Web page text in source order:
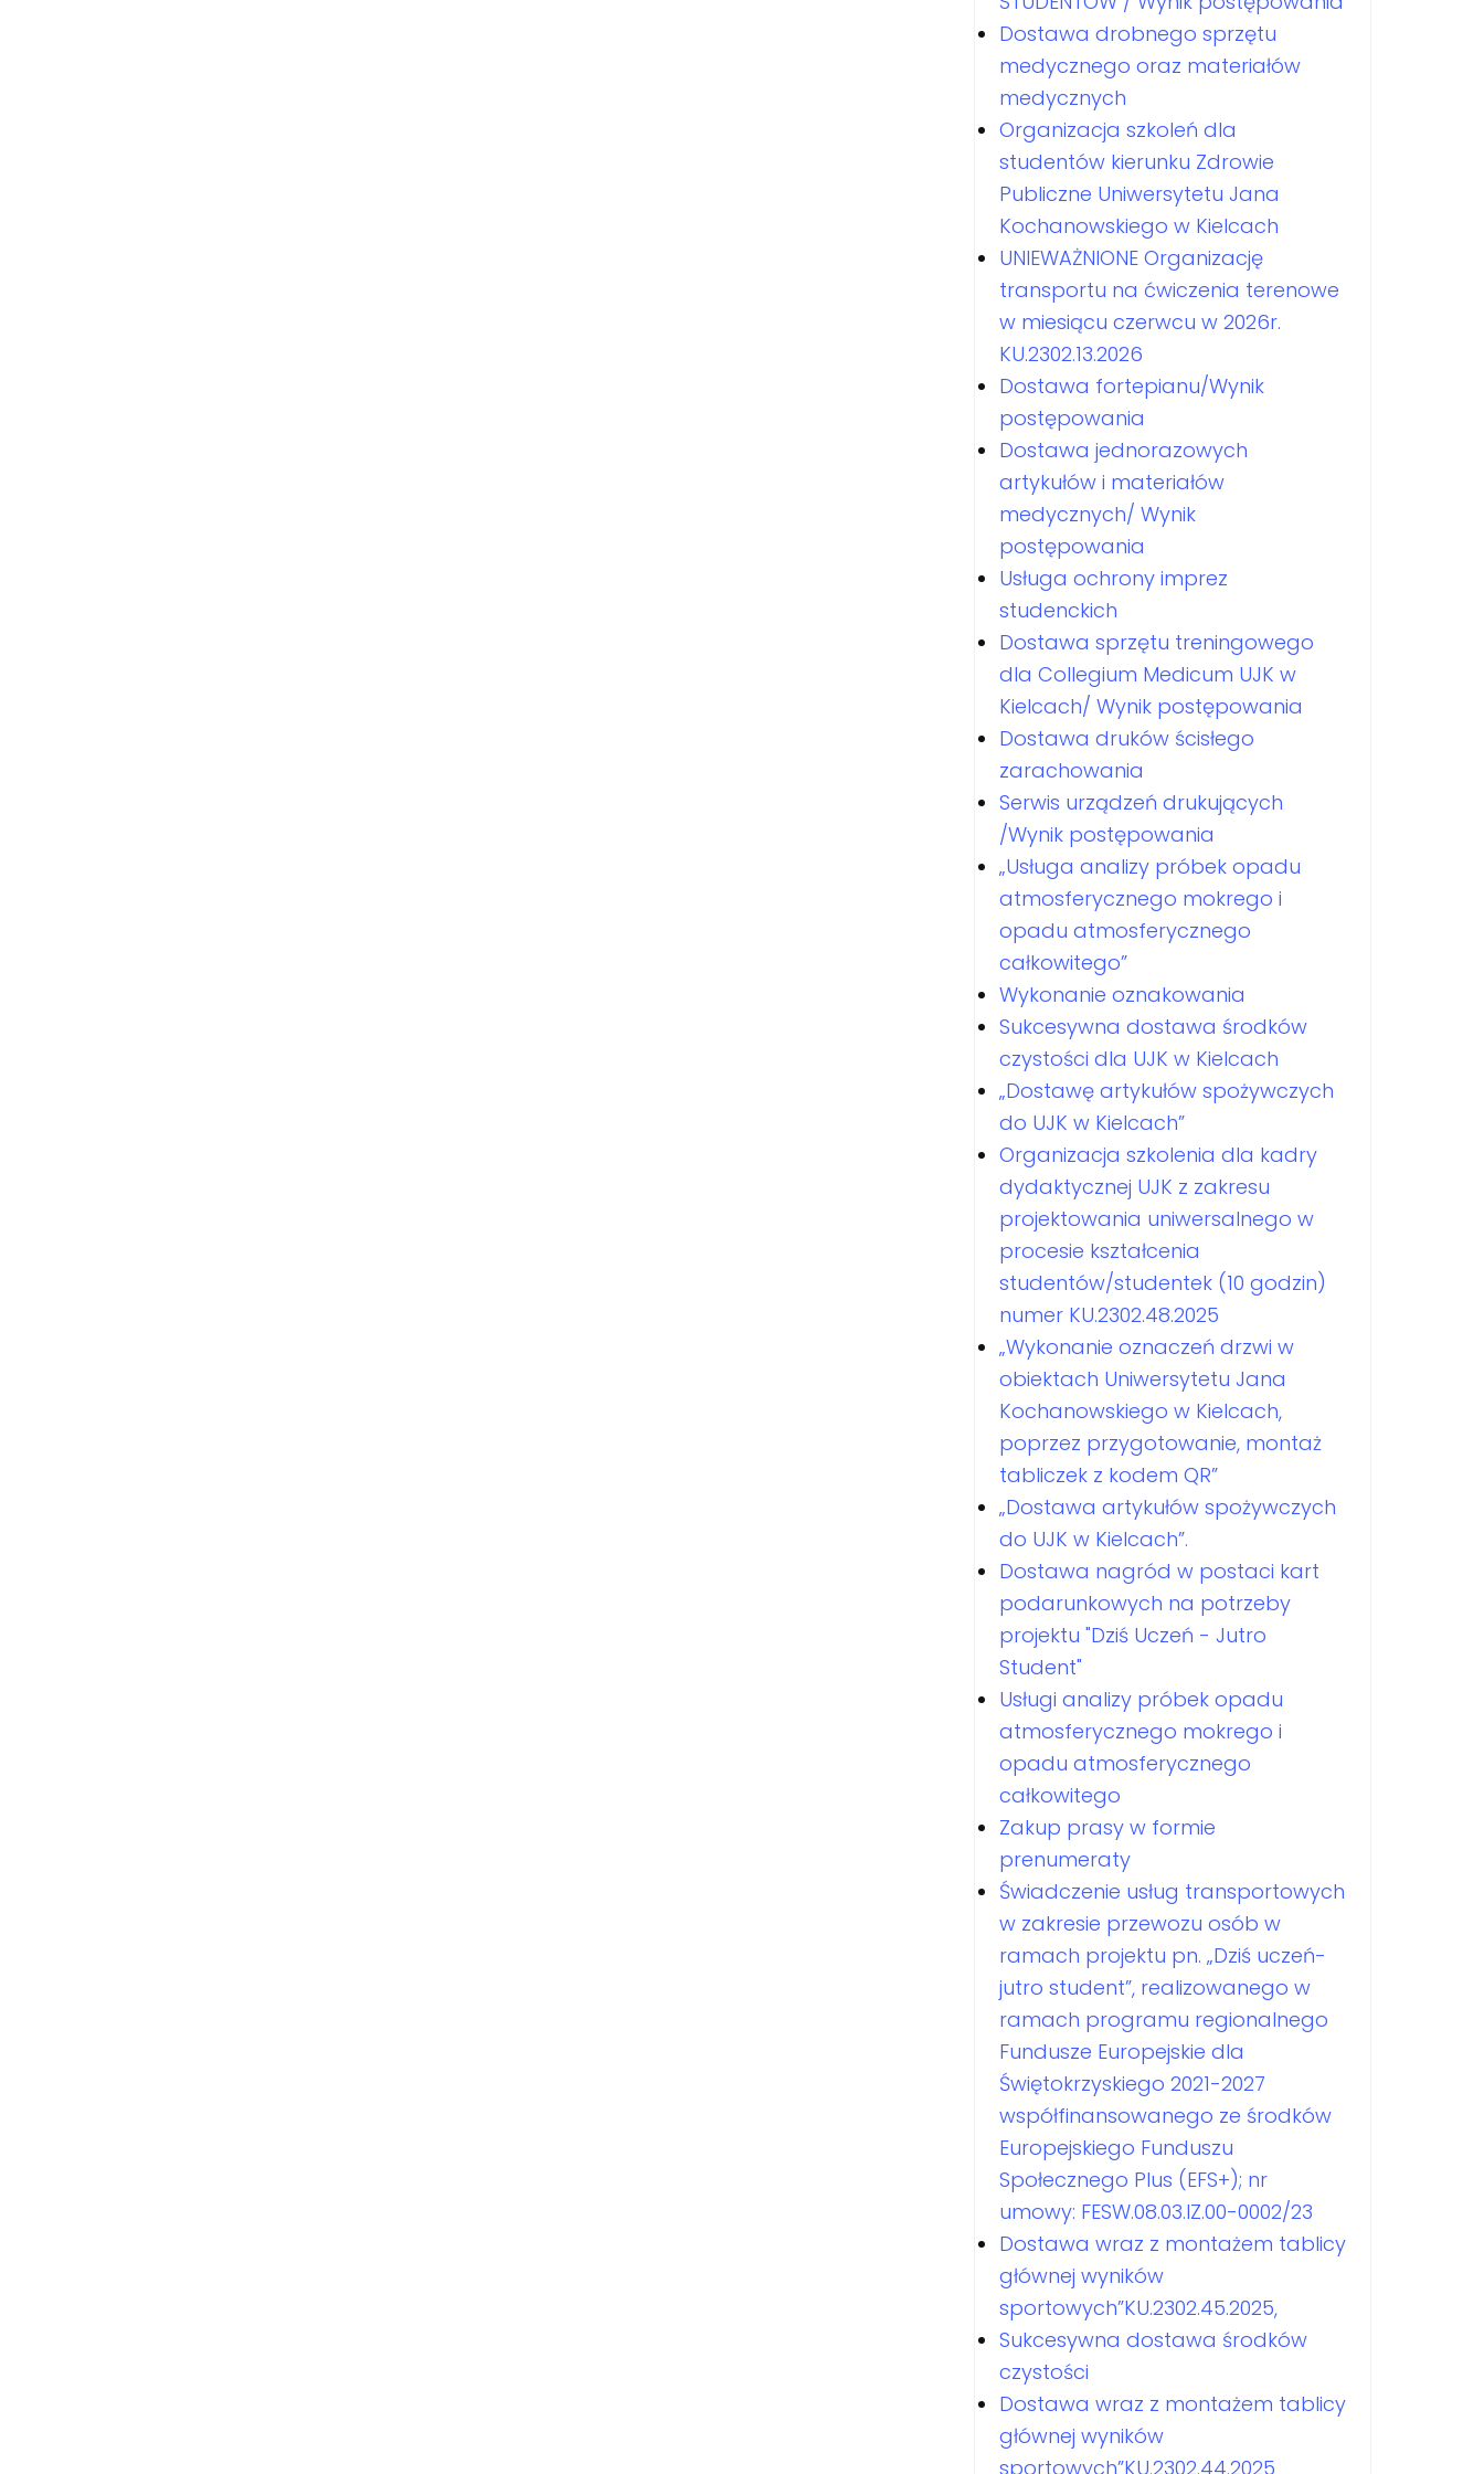
Dostawa drobnego sprzętu
medycznego oraz materiałów
medycznych
Organizacja szkoleń dla
studentów kierunku Zdrowie
Publiczne Uniwersytetu Jana
Kochanowskiego w Kielcach
UNIEWAŻNIONE Organizację
transportu na ćwiczenia terenowe
w miesiącu czerwcu w 2026r.
KU.2302.13.2026
Dostawa fortepianu/Wynik
postępowania
Dostawa jednorazowych
artykułów i materiałów
medycznych/ Wynik
postępowania
Usługa ochrony imprez
studenckich
Dostawa sprzętu treningowego
dla Collegium Medicum UJK w
Kielcach/ Wynik postępowania
Dostawa druków ścisłego
zarachowania
Serwis urządzeń drukujących
/Wynik postępowania
„Usługa analizy próbek opadu
atmosferycznego mokrego i
opadu atmosferycznego
całkowitego”
Wykonanie oznakowania
Sukcesywna dostawa środków
czystości dla UJK w Kielcach
„Dostawę artykułów spożywczych
do UJK w Kielcach”
Organizacja szkolenia dla kadry
dydaktycznej UJK z zakresu
projektowania uniwersalnego w
procesie kształcenia
studentów/studentek (10 godzin)
numer KU.2302.48.2025
„Wykonanie oznaczeń drzwi w
obiektach Uniwersytetu Jana
Kochanowskiego w Kielcach,
poprzez przygotowanie, montaż
tabliczek z kodem QR”
„Dostawa artykułów spożywczych
do UJK w Kielcach”.
Dostawa nagród w postaci kart
podarunkowych na potrzeby
projektu "Dziś Uczeń - Jutro
Student"
Usługi analizy próbek opadu
atmosferycznego mokrego i
opadu atmosferycznego
całkowitego
Zakup prasy w formie
prenumeraty
Świadczenie usług transportowych
w zakresie przewozu osób w
ramach projektu pn. „Dziś uczeń-
jutro student”, realizowanego w
ramach programu regionalnego
Fundusze Europejskie dla
Świętokrzyskiego 2021-2027
współfinansowanego ze środków
Europejskiego Funduszu
Społecznego Plus (EFS+); nr
umowy: FESW.08.03.IZ.00-0002/23
Dostawa wraz z montażem tablicy
głównej wyników
sportowych”KU.2302.45.2025,
Sukcesywna dostawa środków
czystości
Dostawa wraz z montażem tablicy
głównej wyników
sportowych”KU.2302.44.2025